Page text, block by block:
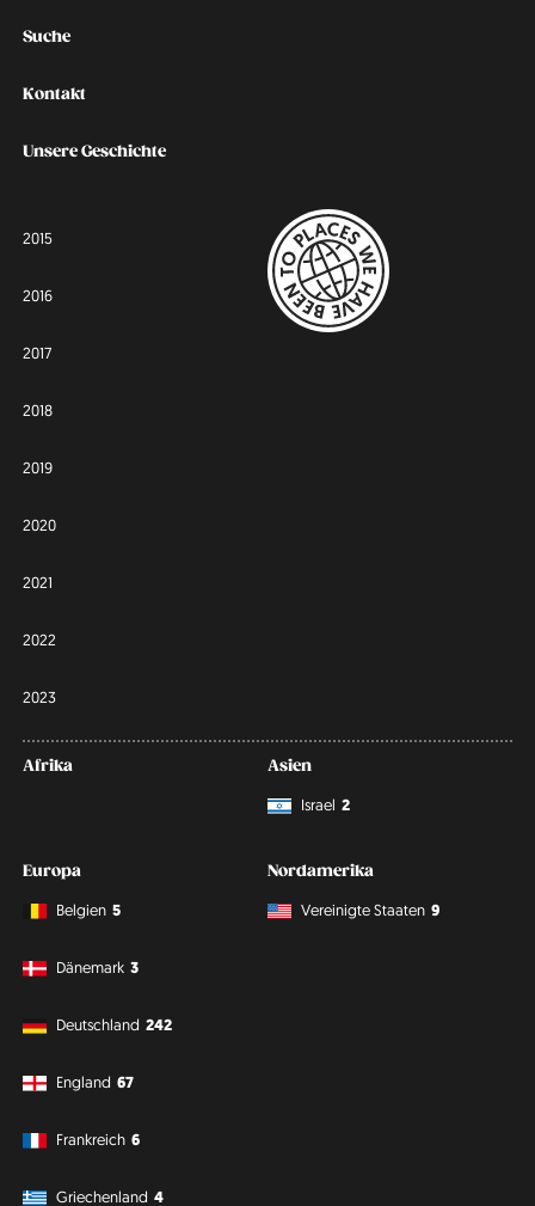
Suche
Kontakt
Unsere Geschichte
2015
2016
2017
2018
2019
2020
2021
2022
2023
Afrika
Asien
Israel 2
Europa
Belgien 5
Dänemark 3
Deutschland 242
England 67
Frankreich 6
Griechenland 4
Nordamerika
Vereinigte Staaten 9